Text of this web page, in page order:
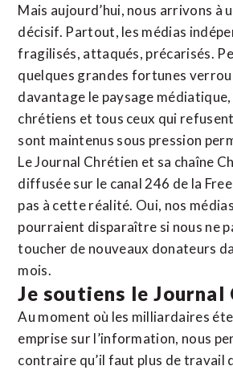
Mais aujourd’hui, nous arrivons à
décisif. Partout, les médias
fragilisés, attaqués, précarisés.
quelques grandes fortunes
davantage le paysage médiatique,
chrétiens et tous ceux qui
sont maintenus sous pression
Le Journal Chrétien et sa chaîne
diffusée sur le canal 246 de la
pas à cette réalité. Oui, nos
pourraient disparaître si nous ne
toucher de nouveaux donateurs
mois.
Je soutiens le Journal
Au moment où les milliardaires
emprise sur l’information, nous
contraire qu’il faut plus de travail